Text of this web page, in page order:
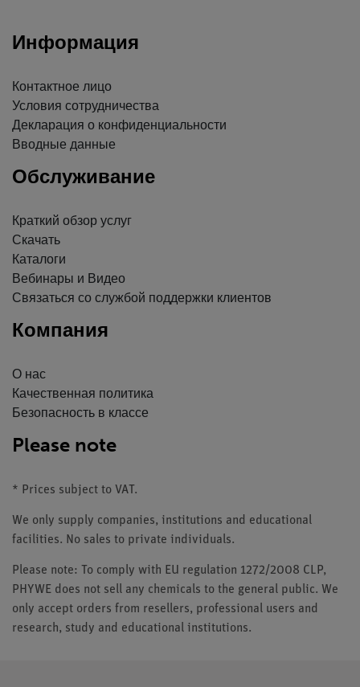
Информация
Контактное лицо
Условия сотрудничества
Декларация о конфиденциальности
Вводные данные
Обслуживание
Краткий обзор услуг
Скачать
Каталоги
Вебинары и Видео
Связаться со службой поддержки клиентов
Компания
О нас
Качественная политика
Безопасность в классе
Please note
* Prices subject to VAT.
We only supply companies, institutions and educational
facilities. No sales to private individuals.
Please note: To comply with EU regulation 1272/2008 CLP,
PHYWE does not sell any chemicals to the general public. We
only accept orders from resellers, professional users and
research, study and educational institutions.